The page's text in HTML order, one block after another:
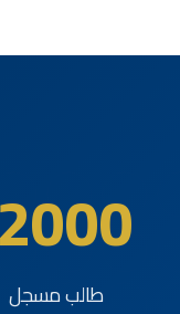
طالب مسجل